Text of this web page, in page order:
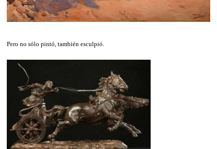
Pero no sólo pintó, también esculpió.